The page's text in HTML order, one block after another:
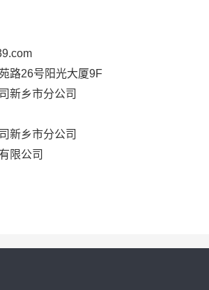
路26号阳光大厦9F
新乡市分公司
新乡市分公司
限公司